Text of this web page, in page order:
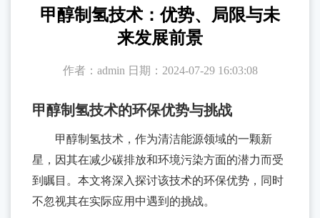
备
甲
醇
制
催
化
剂
达
企
业
新
甲醇制氢技术：优势、局限与未
来发展前景
作者：admin 日期：2024-07-29 16:03:08
甲醇制氢技术的环保优势与挑战
甲醇制氢技术，作为清洁能源领域的一颗新
星，因其在减少碳排放和环境污染方面的潜力而受
到瞩目。本文将深入探讨该技术的环保优势，同时
不忽视其在实际应用中遇到的挑战。